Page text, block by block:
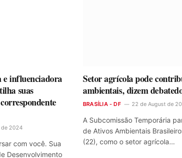
e influenciadora
suas
de 2024
com você. Sua
Desenvolvimento
Setor agrícola pode
ambientais, dizem
BRASÍLIA - DF 22 de August de
A Subcomissão Temporária
de Ativos Ambientais
(22), como o setor agrícola…